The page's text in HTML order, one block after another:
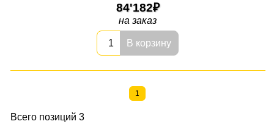
84'182
на заказ
В корзину
1
Всего позиций 3